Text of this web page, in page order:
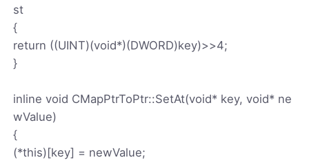
st
{
return ((UINT)(void*)(DWORD)key)>>4;
}
inline void CMapPtrToPtr::SetAt(void* key, void* ne
wValue)
{
(*this)[key] = newValue;